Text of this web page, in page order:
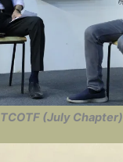
TCOTF (July Chapter)